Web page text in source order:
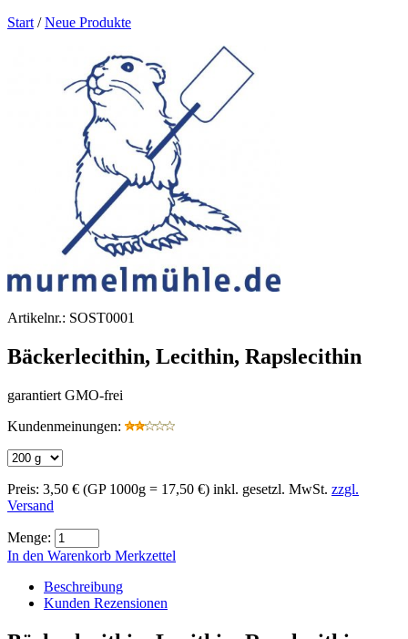
Start /Neue Produkte
Artikelnr.: SOST0001
Bäckerlecithin, Lecithin, Rapslecithin
garantiert GMO-frei
Kundenmeinungen:
Preis: 3,50 € (GP 1000g = 17,50 €) inkl. gesetzl. MwSt. zzgl.
Versand
Menge:
In den Warenkorb Merkzettel
Beschreibung
Kunden Rezensionen